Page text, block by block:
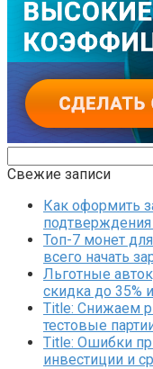
Свежие записи
Как оформить
подтверждения
Топ-7 монет
всего начать
Льготные
скидка до 35%
Title: Снижаем
тестовые
Title: Ошибки
инвестиции и